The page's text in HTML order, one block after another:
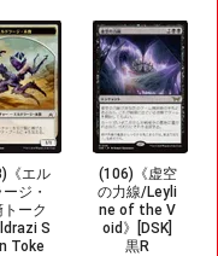
《エル
ージ・
ーク
S
Toke
(106)《虚空
の力線/Leyli
ne of the V
oid》[DSK]
黒R